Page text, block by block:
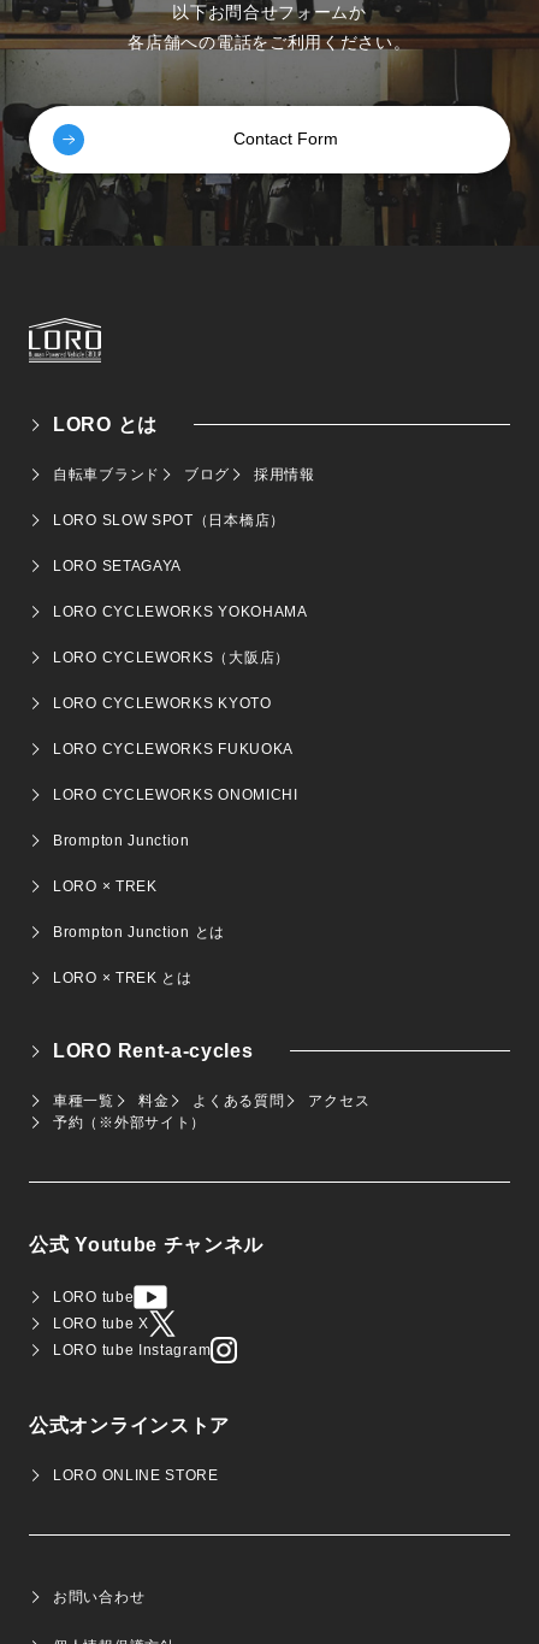
以下お問合せフォームか
各店舗への電話をご利用ください。
Contact Form
LORO とは
自転車ブランド ブログ 採用情報
LORO SLOW SPOT（日本橋店）
LORO SETAGAYA
LORO CYCLEWORKS YOKOHAMA
LORO CYCLEWORKS（大阪店）
LORO CYCLEWORKS KYOTO
LORO CYCLEWORKS FUKUOKA
LORO CYCLEWORKS ONOMICHI
Brompton Junction
LORO × TREK
Brompton Junction とは
LORO × TREK とは
LORO Rent-a-cycles
車種一覧 料金 よくある質問
アクセス
予約（※外部サイト）
公式 Youtube チャンネル
LORO tube
LORO tube X
LORO tube Instagram
公式オンラインストア
LORO ONLINE STORE
お問い合わせ